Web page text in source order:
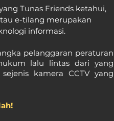
Tunas Friends ketahui,
e-tilang merupakan
informasi.
pelanggaran peraturan
lalu lintas dari yang
kamera CCTV yang